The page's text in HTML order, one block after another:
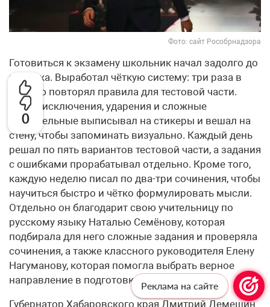
0
Фото: сайт Рособрнадзора
Готовиться к экзамену школьник начал задолго до
выпуска. Выработал чёткую систему: три раза в
неделю повторял правила для тестовой части.
Слова-исключения, ударения и сложные
числительные выписывал на стикеры и вешал на
стену, чтобы запоминать визуально. Каждый день
решал по пять вариантов тестовой части, а задания
с ошибками прорабатывал отдельно. Кроме того,
каждую неделю писал по два-три сочинения, чтобы
научиться быстро и чётко формулировать мысли.
Отдельно он благодарит свою учительницу по
русскому языку Наталью Семёнову, которая
подбирала для него сложные задания и проверяла
сочинения, а также классного руководителя Елену
Нагуманову, которая помогла выбрать верное
направление в подготовке.
Губернатор Хабаровского края Дмитрий Демешин
Реклама на сайте